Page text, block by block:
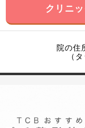
クリニ
院の住
（